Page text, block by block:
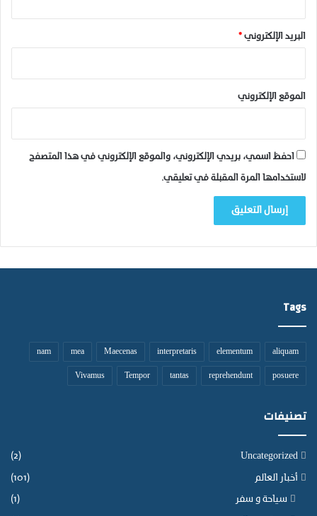
ل
.البريد الإلكتروني *
الموقع الإلكتروني
احفظ اسمي، بريدي الإلكتروني، والموقع الإلكتروني في هذا المتصفح
لاستخدامها المرة المقبلة في تعليقي.
Tags
aliquam
elementum
interpretaris
Maecenas
mea
nam
posuere
reprehendunt
tantas
Tempor
Vivamus
تصنيفات
Uncategorized
(2)
أخبار العالم (101)
سياحة و سفر (1)